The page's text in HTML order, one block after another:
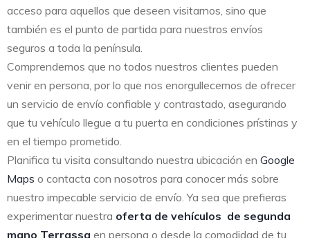
acceso para aquellos que deseen visitarnos, sino que
también es el punto de partida para nuestros envíos
seguros a toda la península.
Comprendemos que no todos nuestros clientes pueden
venir en persona, por lo que nos enorgullecemos de ofrecer
un servicio de envío confiable y contrastado, asegurando
que tu vehículo llegue a tu puerta en condiciones prístinas y
en el tiempo prometido.
Planifica tu visita consultando nuestra ubicación en Google
Maps o contacta con nosotros para conocer más sobre
nuestro impecable servicio de envío. Ya sea que prefieras
experimentar nuestra oferta de vehículos de segunda
mano Terrassa en persona o desde la comodidad de tu